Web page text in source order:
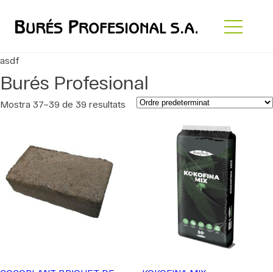
asdf
Burés Profesional
Mostra 37–39 de 39 resultats